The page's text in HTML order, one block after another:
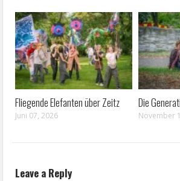
Fliegende Elefanten über Zeitz
Juni 07, 2026
Die
November
Leave a Reply